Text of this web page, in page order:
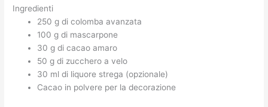
Ingredienti
250 g di colomba avanzata
100 g di mascarpone
30 g di cacao amaro
50 g di zucchero a velo
30 ml di liquore strega (opzionale)
Cacao in polvere per la decorazione